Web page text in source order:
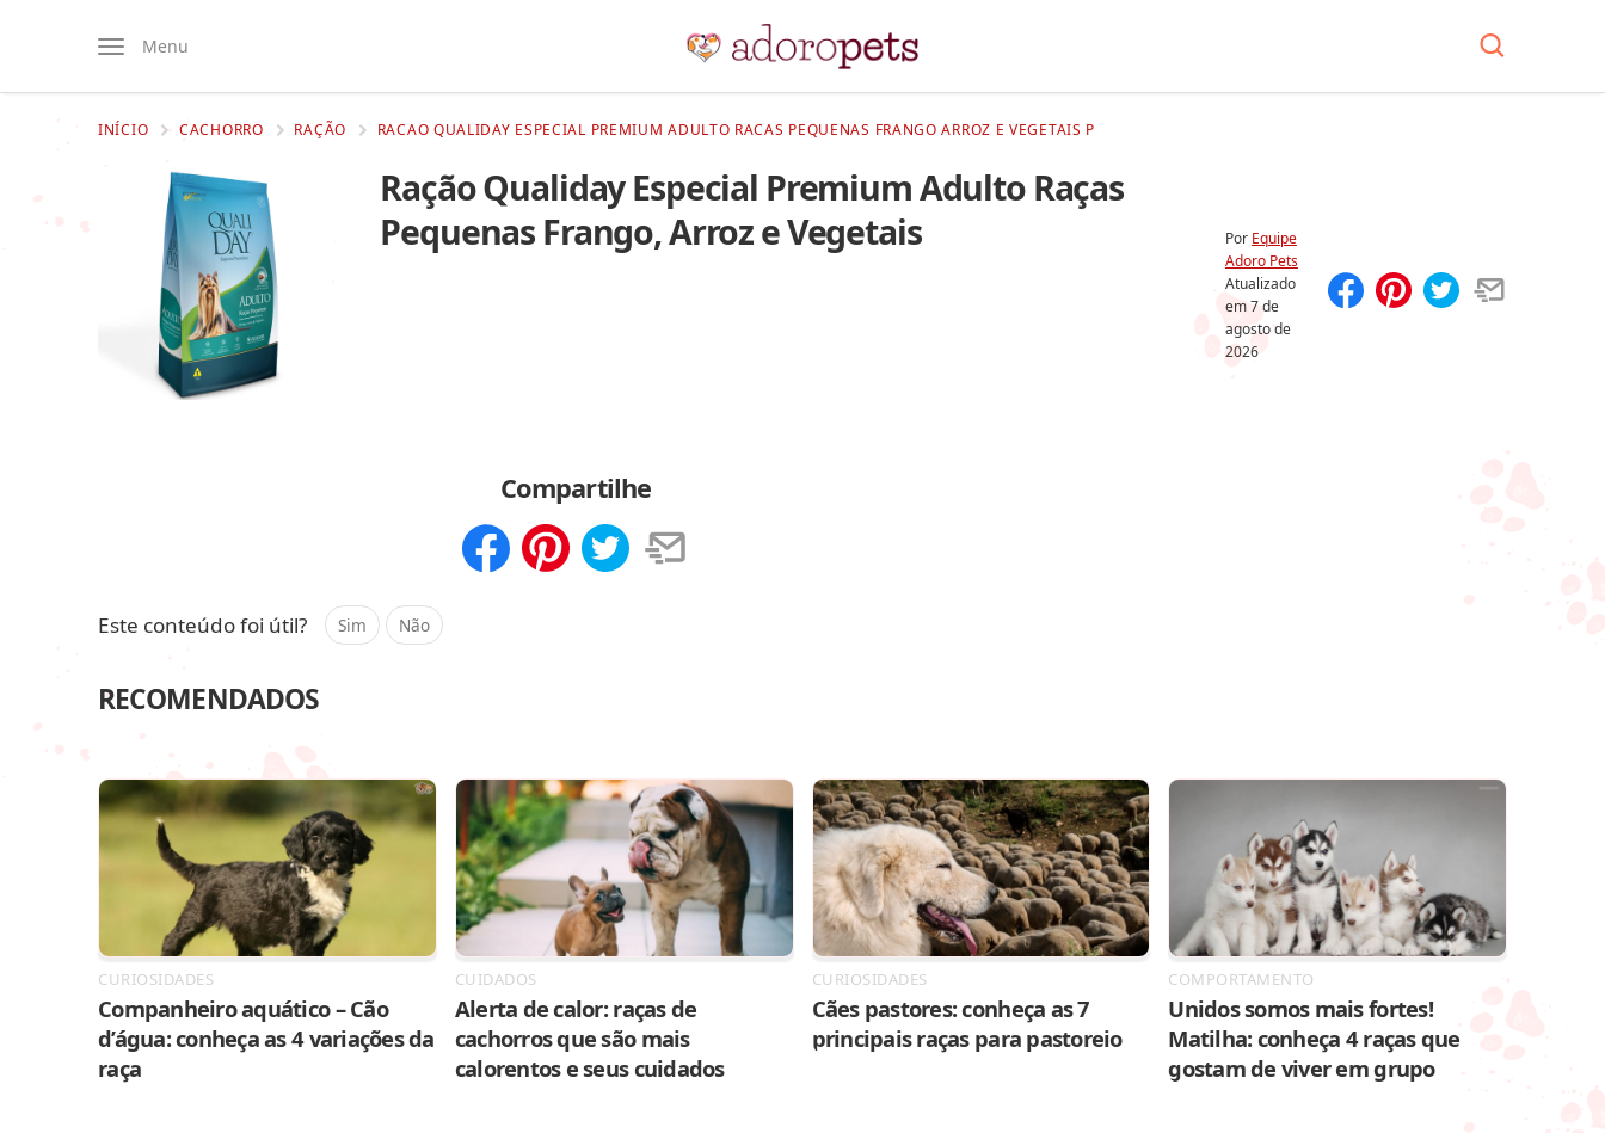
Menu
INÍCIO CACHORRO RAÇÃO RACAO QUALIDAY ESPECIAL PREMIUM ADULTO RACAS PEQUENAS FRANGO ARROZ E VEGETAIS P
Ração Qualiday Especial Premium Adulto Raças
Pequenas Frango, Arroz e Vegetais
Por Equipe
Adoro Pets
Atualizado
em7 de
agosto de
2026
Compartilhe
Este conteúdo foi útil? Sim Não
RECOMENDADOS
CURIOSIDADES
Companheiro aquático – Cão
d’água: conheça as 4 variações da
raça
CUIDADOS
Alerta de calor: raças de
cachorros que são mais
calorentos e seus cuidados
CURIOSIDADES
Cães pastores: conheça as 7
principais raças para pastoreio
COMPORTAMENTO
Unidos somos mais fortes!
Matilha: conheça 4 raças que
gostam de viver em grupo